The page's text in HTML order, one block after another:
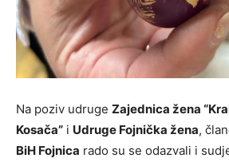
Na poziv udruge Zajednica žena
Kosača” i Udruge Fojnička žena,
BiH Fojnica rado su se odazvali i